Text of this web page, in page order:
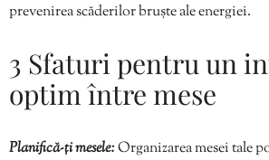
prevenirea scăderilor bruște ale energiei.
3 Sfaturi pentru un
optim între mese
Planifică-ți mesele:Organizarea mesei tale